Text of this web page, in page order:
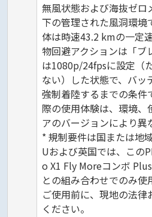
無風状態および海抜ゼ
下の管理された風洞環境
体は時速43.2 kmの一定
物回避アクションは「ブ
は1080p/24fpsに設定（
ない）した状態で、バッ
強制着陸するまでの条件
際の使用体験は、環境、
アのバージョンにより異
* 規制要件は国または地
Uおよび英国では、この
o X1 Fly Moreコンボ
との組み合わせでのみ使
ご使用前に、現地の法
ください。